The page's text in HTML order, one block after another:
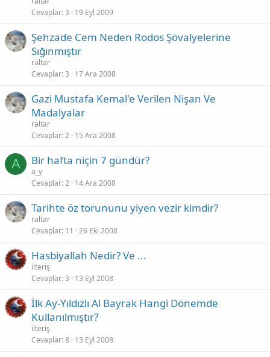
Cevaplar 3 19 Eyl 2009
Şehzade Cem Neden Rodos Şövalyelerine
Sığınmıştır
raltar
Cevaplar 3 17 Ara 2008
Gazi Mustafa Kemal'e Verilen Nişan Ve
Madalyalar
raltar
Cevaplar 2 15 Ara 2008
A Bir hafta niçin 7 gündür?
a_y
Cevaplar 2 14 Ara 2008
Tarihte öz torununu yiyen vezir kimdir?
raltar
Cevaplar 11 26 Eki 2008
Hasbiyallah Nedir? Ve ...
ilteriş
Cevaplar 3 13 Eyl 2008
İlk Ay-Yıldızlı Al Bayrak Hangi Dönemde
Kullanılmıştır?
ilteriş
Cevaplar 8 13 Eyl 2008